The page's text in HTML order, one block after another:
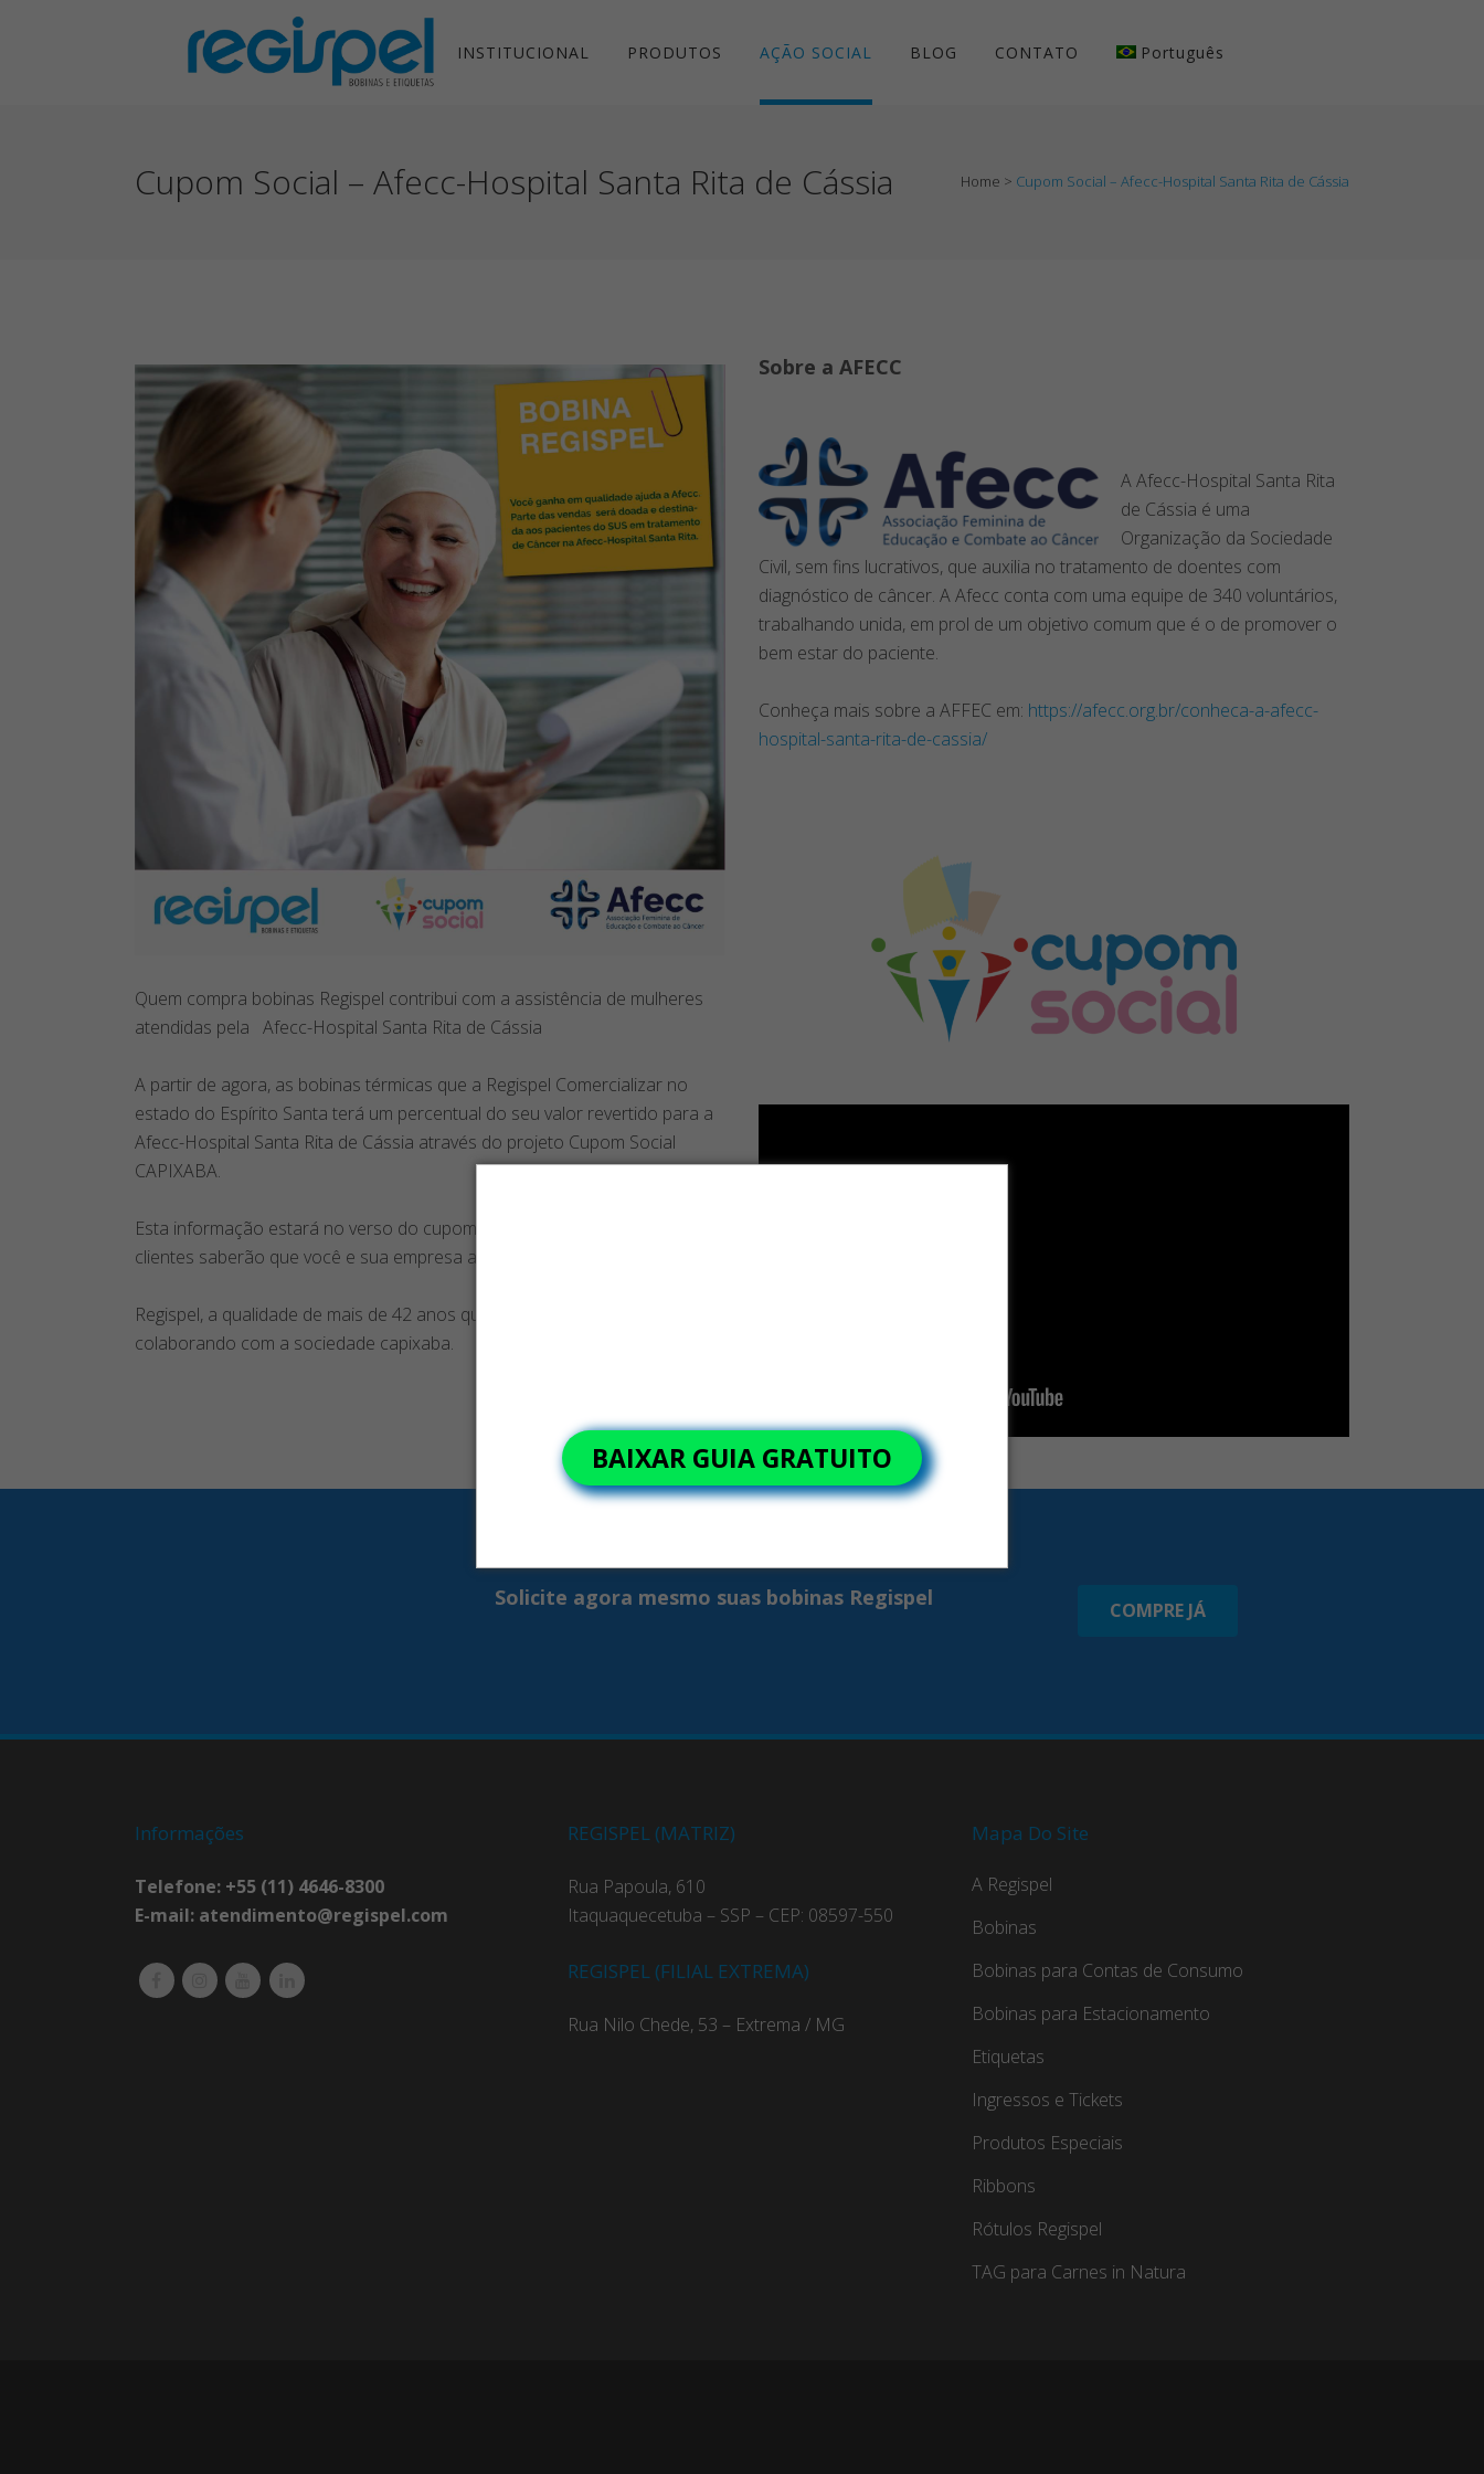
BAIXAR GUIA GRATUITO
INSTITUCIONAL PRODUTOS AÇÃO SOCIAL BLOG CONTATO Português
Cupom Social – Afecc-Hospital Santa Rita de Cássia Home > Cupom Social – Afecc-Hospital Santa Rita de Cássia
Quem compra bobinas Regispel contribui com a assistência de mulheres
atendidas pela Afecc-Hospital Santa Rita de Cássia
A partir de agora, as bobinas térmicas que a Regispel Comercializar no
estado do Espírito Santa terá um percentual do seu valor revertido para a
Afecc-Hospital Santa Rita de Cássia através do projeto Cupom Social
CAPIXABA.
Esta informação estará no verso do cupom de suas bobinas. Assim, seus
clientes saberão que você e sua empresa abraçam essa importante causa.
Regispel, a qualidade de mais de 42 anos que você já conhece e aprova
colaborando com a sociedade capixaba.
Sobre a AFECC
A Afecc-Hospital Santa Rita
de Cássia é uma
Organização da Sociedade
Civil, sem fins lucrativos, que auxilia no tratamento de doentes com
diagnóstico de câncer. A Afecc conta com uma equipe de 340 voluntários,
trabalhando unida, em prol de um objetivo comum que é o de promover o
bem estar do paciente.
Conheça mais sobre a AFFEC em: https://afecc.org.br/conheca-a-afecc-
hospital-santa-rita-de-cassia/
Solicite agora mesmo suas bobinas Regispel COMPRE JÁ
Informações
Telefone: +55 (11) 4646-8300
E-mail: atendimento@regispel.com
REGISPEL (MATRIZ)
Rua Papoula, 610
Itaquaquecetuba – SSP – CEP: 08597-550
REGISPEL (FILIAL EXTREMA)
Rua Nilo Chede, 53 – Extrema / MG
Mapa Do Site
A Regispel
Bobinas
Bobinas para Contas de Consumo
Bobinas para Estacionamento
Etiquetas
Ingressos e Tickets
Produtos Especiais
Ribbons
Rótulos Regispel
TAG para Carnes in Natura